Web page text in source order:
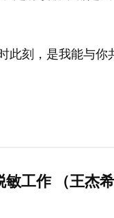
此刻，是我能与你
敏工作 （王杰